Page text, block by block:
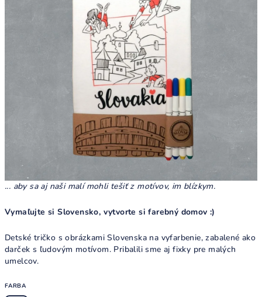
... aby sa aj naši malí mohli tešiť z motívov, im blízkym.
Vymaľujte si Slovensko, vytvorte si farebný domov :)
Detské tričko s obrázkami Slovenska na vyfarbenie, zabalené ako
darček s ľudovým motívom. Pribalili sme aj fixky pre malých
umelcov.
FARBA